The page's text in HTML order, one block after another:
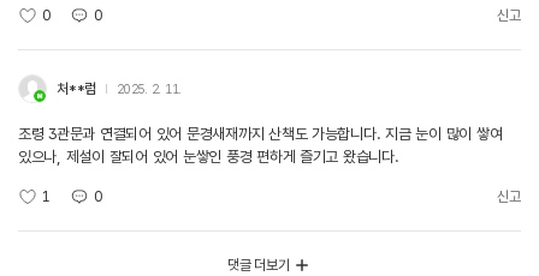
0 0 신고
처**럼 2025. 2. 11.
조령 3관문과 연결되어 있어 문경새재까지 산책도 가능합니다. 지금 눈이 많이 쌓여
있으나, 제설이 잘되어 있어 눈쌓인 풍경 편하게 즐기고 왔습니다.
1 0 신고
댓글 더보기